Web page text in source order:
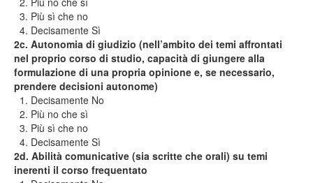
3. Più sì che no
4. Decisamente Sì
2c. Autonomia di giudizio (nell’ambito dei temi affrontati
nel proprio corso di studio, capacità di giungere alla
formulazione di una propria opinione e, se necessario,
prendere decisioni autonome)
1. Decisamente No
2. Più no che sì
3. Più sì che no
4. Decisamente Sì
2d. Abilità comunicative (sia scritte che orali) su temi
inerenti il corso frequentato